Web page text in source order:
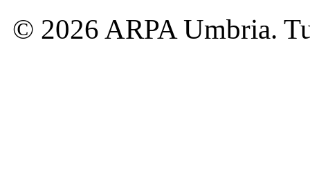
© 2026 ARPA Umbria.